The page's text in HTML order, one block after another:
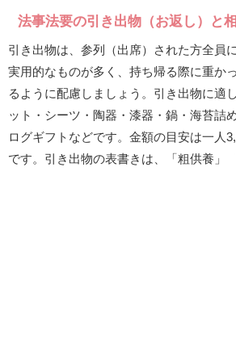
法事法要の引き出物（お返し）と
引き出物は、参列（出席）された方全員
実用的なものが多く、持ち帰る際に重か
るように配慮しましょう。引き出物に適
ット・シーツ・陶器・漆器・鍋・海苔詰
ログギフトなどです。金額の目安は一人
です。引き出物の表書きは、「粗供養」